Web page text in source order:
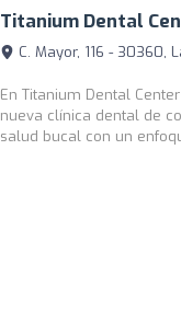
Titanium Dental
C. Mayor, 116 - 30360,
En Titanium Dental
nueva clínica dental de
salud bucal con un